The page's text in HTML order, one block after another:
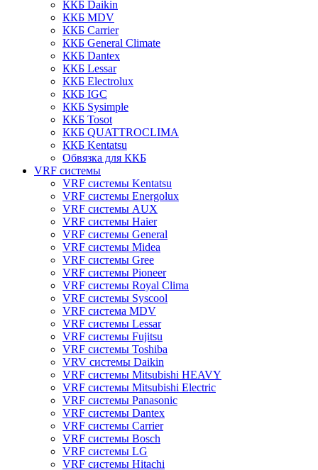
ККБ Daikin
ККБ MDV
ККБ Carrier
ККБ General Climate
ККБ Dantex
ККБ Lessar
ККБ Electrolux
ККБ IGC
ККБ Sysimple
ККБ Tosot
ККБ QUATTROCLIMA
ККБ Kentatsu
Обвязка для ККБ
VRF системы
VRF системы Kentatsu
VRF системы Energolux
VRF системы AUX
VRF системы Haier
VRF системы General
VRF системы Midea
VRF системы Gree
VRF системы Pioneer
VRF системы Royal Clima
VRF системы Syscool
VRF система MDV
VRF системы Lessar
VRF системы Fujitsu
VRF системы Toshiba
VRV системы Daikin
VRF системы Mitsubishi HEAVY
VRF системы Mitsubishi Electric
VRF системы Panasonic
VRF системы Dantex
VRF системы Carrier
VRF системы Bosch
VRF системы LG
VRF системы Hitachi